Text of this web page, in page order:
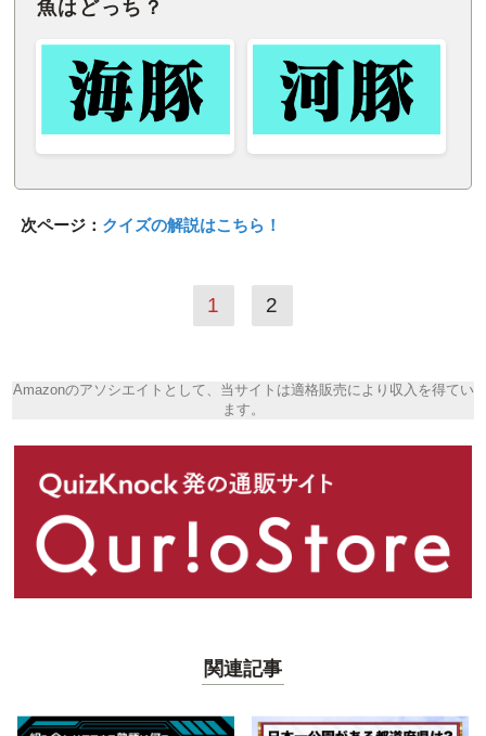
魚はどっち？
次ページ： クイズの解説はこちら！
1 2
Amazonのアソシエイトとして、当サイトは適格販売により収入を得てい
ます。
関連記事